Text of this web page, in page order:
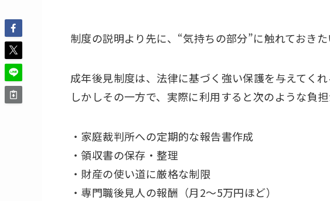
制度の説明より先に、“気持ちの部分”に触れておきた
成年後見制度は、法律に基づく強い保護を与えてくれ
しかしその一方で、実際に利用すると次のような負担
・家庭裁判所への定期的な報告書作成
・領収書の保存・整理
・財産の使い道に厳格な制限
・専門職後見人の報酬（月2〜5万円ほど）